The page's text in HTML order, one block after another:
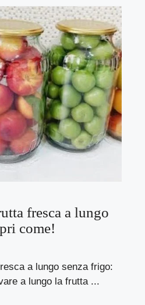
fresca a lungo
come!
a lungo senza frigo:
a lungo la frutta ...